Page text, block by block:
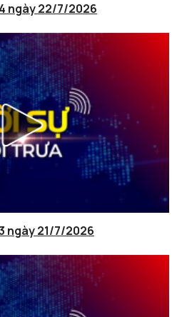
ngày 22/7/2026
ngày 21/7/2026